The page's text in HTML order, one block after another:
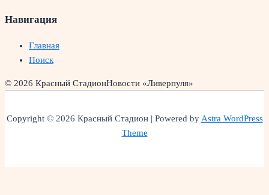
Навигация
Главная
Поиск
© 2026 Красный СтадионНовости «Ливерпуля»
Copyright © 2026 Красный Стадион | Powered byAstra WordPress
Theme